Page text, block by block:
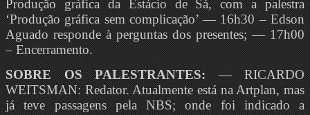
Produção gráfica da Estácio de Sá, com a palestra
‘Produção gráfica sem complicação’ — 16h30 – Edson
Aguado responde à perguntas dos presentes; — 17h00
– Encerramento.
SOBRE OS PALESTRANTES: — RICARDO
WEITSMAN: Redator. Atualmente está na Artplan, mas
já teve passagens pela NBS; onde foi indicado a